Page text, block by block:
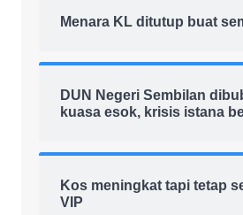
Menara KL ditutup buat
DUN Negeri Sembilan
kuasa esok, krisis istana
Kos meningkat tapi tetap
VIP